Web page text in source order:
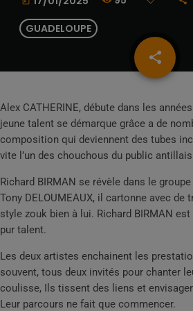
GUADELOUPE
share
email
Alex CATHERINE, débute dans les
jeune talent se démarque grâce a de
composition qui deviennent des tubes
vite l’un des chouchous du public
Richard BIRMAN se révèle dans le
Tony DELOUMEAUX, il cartonne avec de
style zouk bien à lui. Richard BIRMAN
pur talent.
Les deux artistes enchainent les
souvent, tous deux invités pour chanter
coulisse, Ils tissent des liens et
Leur parcours ne fait que commencer.